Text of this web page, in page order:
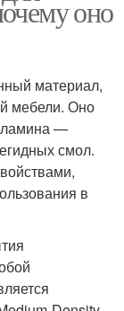
оно
материал,
мебели. Оно
—
смол.
в